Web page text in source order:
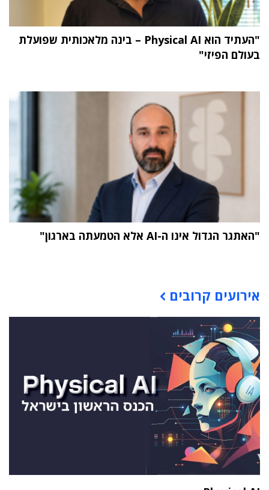
"העתיד הוא Physical AI – בינה מלאכותית שפועלת
בעולם הפיזי"
"האתגר הגדול אינו ה-AI אלא הטמעתה בארגון"
אירועים קרובים